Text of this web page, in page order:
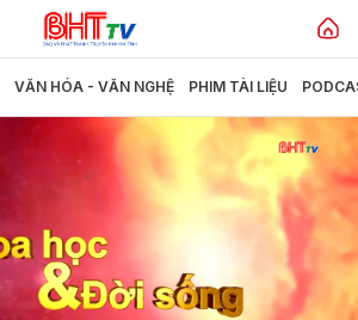
VĂN HÓA - VĂN NGHỆ PHIM TÀI LIỆU